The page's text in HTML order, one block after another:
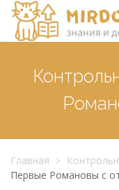
Главная
Первые Романовы с